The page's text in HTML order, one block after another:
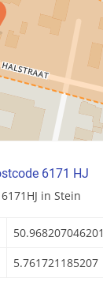
6171 HJ
in Stein
50.968207046201
5.761721185207